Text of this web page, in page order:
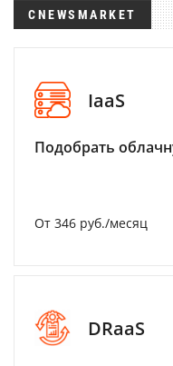
CNEWSMARKET
IaaS
Подобрать
От 346 руб./месяц
DRaaS